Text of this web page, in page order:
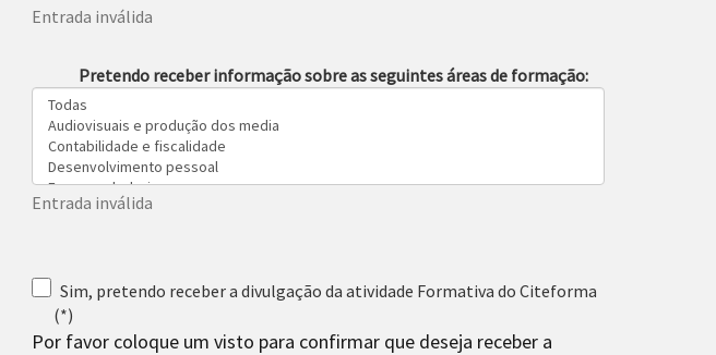
Entrada inválida
Pretendo receber informação sobre as seguintes áreas de formação:
Entrada inválida
Sim, pretendo receber a divulgação da atividade Formativa do Citeforma
(*)
Por favor coloque um visto para confirmar que deseja receber a